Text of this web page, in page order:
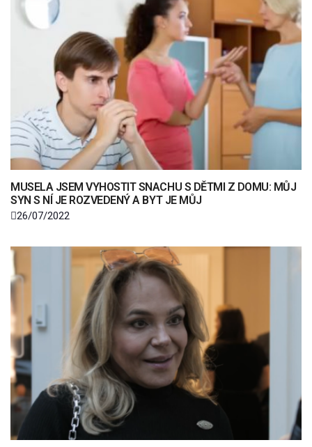
MUSELA JSEM VYHOSTIT SNACHU S DĚTMI Z DOMU: MŮJ
SYN S NÍ JE ROZVEDENÝ A BYT JE MŮJ
26/07/2022